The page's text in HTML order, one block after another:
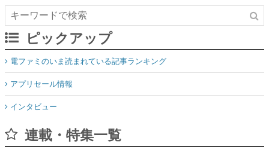
ピックアップ
電ファミのいま読まれている記事ランキング
アプリセール情報
インタビュー
連載・特集一覧